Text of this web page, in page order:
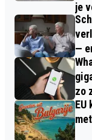
je
—
zo
EU